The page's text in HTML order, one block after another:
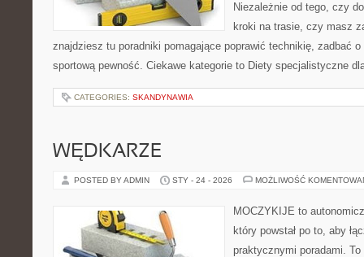
Niezależnie od tego, czy
kroki na trasie, czy masz
znajdziesz tu poradniki pomagające poprawić technikię, zadbać
sportową pewność. Ciekawe kategorie to Diety specjalistyczne
CATEGORIES: SKANDYNAWIA
WĘDKARZE
POSTED BY ADMIN STY - 24 - 2026 MOŻLIWOŚĆ
MOCZYKIJE to
który powstał po to, aby
praktycznymi poradami.